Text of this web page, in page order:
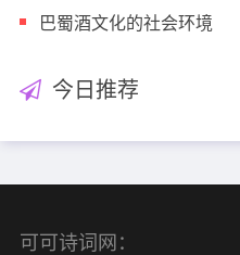
巴蜀酒文化的社会环境
今日推荐
可可诗词网：